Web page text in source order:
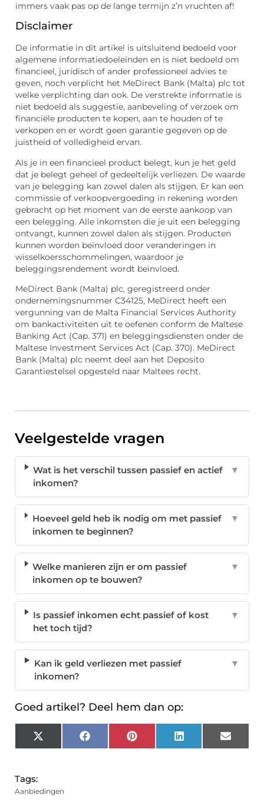
immers vaak pas op de lange termijn z’n vruchten af!
Disclaimer
De informatie in dit artikel is uitsluitend bedoeld voor
algemene informatiedoeleinden en is niet bedoeld om
financieel, juridisch of ander professioneel advies te
geven, noch verplicht het MeDirect Bank (Malta) plc tot
welke verplichting dan ook. De verstrekte informatie is
niet bedoeld als suggestie, aanbeveling of verzoek om
financiële producten te kopen, aan te houden of te
verkopen en er wordt geen garantie gegeven op de
juistheid of volledigheid ervan.
Als je in een financieel product belegt, kun je het geld
dat je belegt geheel of gedeeltelijk verliezen. De waarde
van je belegging kan zowel dalen als stijgen. Er kan een
commissie of verkoopvergoeding in rekening worden
gebracht op het moment van de eerste aankoop van
een belegging. Alle inkomsten die je uit een belegging
ontvangt, kunnen zowel dalen als stijgen. Producten
kunnen worden beïnvloed door veranderingen in
wisselkoersschommelingen, waardoor je
beleggingsrendement wordt beïnvloed.
MeDirect Bank (Malta) plc, geregistreerd onder
ondernemingsnummer C34125, MeDirect heeft een
vergunning van de Malta Financial Services Authority
om bankactiviteiten uit te oefenen conform de Maltese
Banking Act (Cap. 371) en beleggingsdiensten onder de
Maltese Investment Services Act (Cap. 370). MeDirect
Bank (Malta) plc neemt deel aan het Deposito
Garantiestelsel opgesteld naar Maltees recht.
Veelgestelde vragen
Wat is het verschil tussen passief en actief
inkomen?
▼
Hoeveel geld heb ik nodig om met passief
inkomen te beginnen?
▼
Welke manieren zijn er om passief
inkomen op te bouwen?
▼
Is passief inkomen echt passief of kost
het toch tijd?
▼
Kan ik geld verliezen met passief
inkomen?
▼
Goed artikel? Deel hem dan op:
X
(Twitter)
FacebookPinterest LinkedIn Email
Tags:
Aanbiedingen